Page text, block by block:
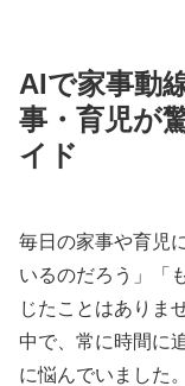
AIで家事動
事・育児が
イド
毎日の家事や育児
いるのだろう」「
じたことはありま
中で、常に時間に
に悩んでいました